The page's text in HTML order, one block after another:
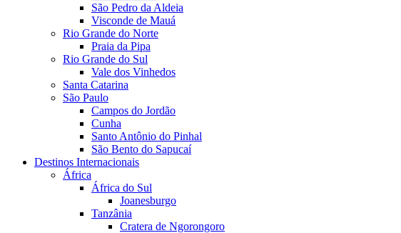
São Pedro da Aldeia
Visconde de Mauá
Rio Grande do Norte
Praia da Pipa
Rio Grande do Sul
Vale dos Vinhedos
Santa Catarina
São Paulo
Campos do Jordão
Cunha
Santo Antônio do Pinhal
São Bento do Sapucaí
Destinos Internacionais
África
África do Sul
Joanesburgo
Tanzânia
Cratera de Ngorongoro